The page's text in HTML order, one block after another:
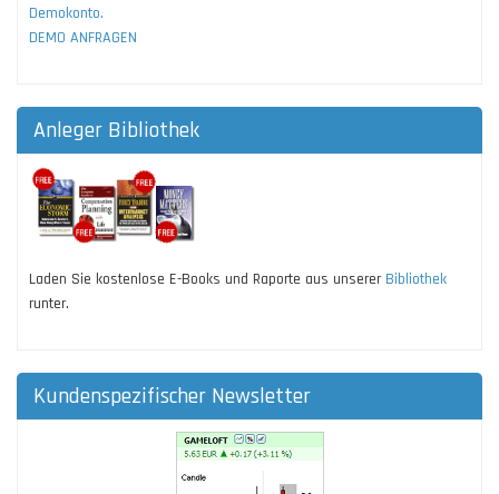
Demokonto.
DEMO ANFRAGEN
Anleger Bibliothek
Laden Sie kostenlose E-Books und Raporte aus unserer Bibliothek
runter.
Kundenspezifischer Newsletter